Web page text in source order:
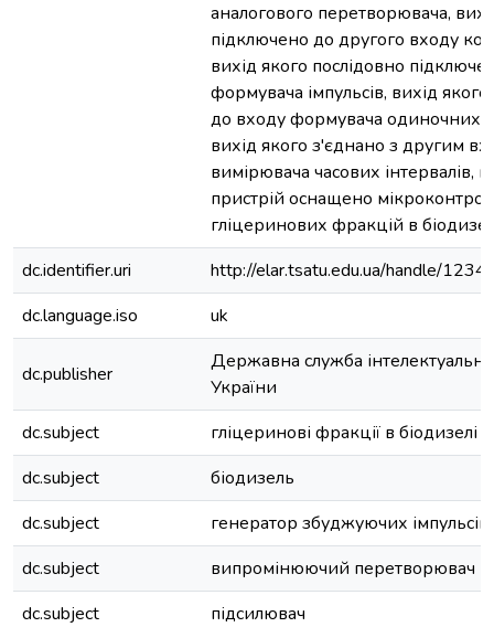
аналогового перетворювача,
підключено до другого входу
вихід якого послідовно
формувача імпульсів, вихід
до входу формувача одиночних
вихід якого з'єднано з другим
вимірювача часових інтервалів,
пристрій оснащено
гліцеринових фракцій в
dc.identifier.uri
http://elar.tsatu.edu.ua/handle/
dc.language.iso
uk
dc.publisher
Державна служба
України
dc.subject
гліцеринові фракції в біодизелі
dc.subject
біодизель
dc.subject
генератор збуджуючих імпульсів
dc.subject
випромінюючий перетворювач
dc.subject
підсилювач